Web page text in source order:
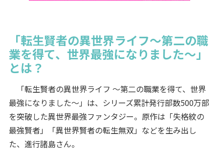
「転生賢者の異世界ライフ～第二の職
業を得て、世界最強になりました～」
とは？
「転生賢者の異世界ライフ ～第二の職業を得て、世界
最強になりました～」は、シリーズ累計発行部数500万部
を突破した異世界最強ファンタジー。原作は「失格紋の
最強賢者」「異世界賢者の転生無双」などを生み出し
た、進行諸島さん。